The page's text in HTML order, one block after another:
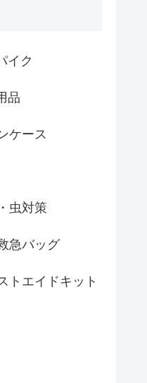
イク
品
ケース
虫対策
急バッグ
トエイドキット